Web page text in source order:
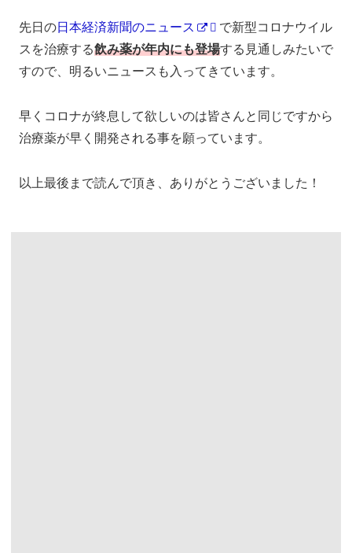
先日の日本経済新聞のニュース
で新型コロナウイル
スを治療する飲み薬が年内にも登場する見通しみたいで
すので、明るいニュースも入ってきています。
早くコロナが終息して欲しいのは皆さんと同じですから
治療薬が早く開発される事を願っています。
以上最後まで読んで頂き、ありがとうございました！